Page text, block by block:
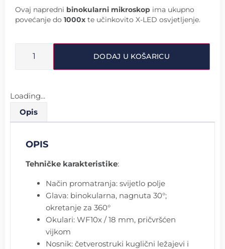
Ovaj napredni binokularni mikroskop ima ukupno
povećanje do 1000x te učinkovito X-LED osvjetljenje.
DODAJ U KOŠARICU
Loading...
Opis
OPIS
Tehničke karakteristike:
Način promatranja: svijetlo polje
Glava: binokularna, nagnuta 30°;
okretanje za 360°
Okulari: WF10x / 18 mm, pričvršćen
vijkom
Nosnik: četverostruki kuglični ležajevi i